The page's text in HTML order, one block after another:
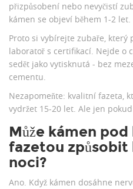
přizpůsobení nebo nevyčistí
kámen se objeví během 1-2 let.
Proto si vybírejte zubaře, který
laboratoř s certifikací. Nejde o
sedět jako vytisknutá - bez
cementu.
Nezapomeňte: kvalitní fazeta,
vydržet 15-20 let. Ale jen
Může kámen
fazetou způsobit
noci?
Ano. Když kámen dosáhne